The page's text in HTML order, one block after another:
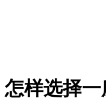
怎样选择